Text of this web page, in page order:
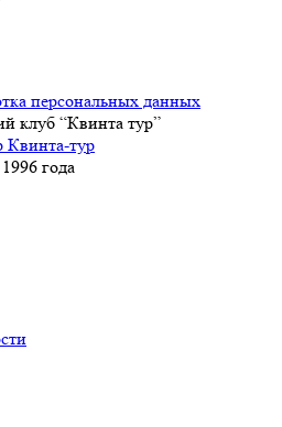
персональных данных
клуб “Квинта тур”
года